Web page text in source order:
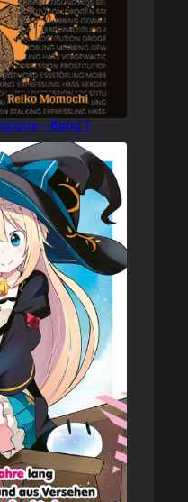
– Band 1